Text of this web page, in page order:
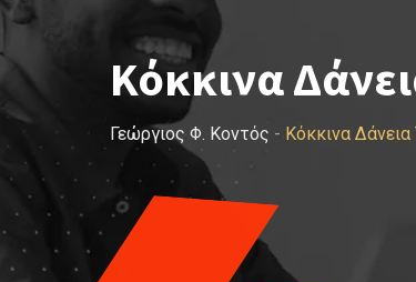
Κόκκινα
Γεώργιος Φ. Κοντός - Κόκκινα